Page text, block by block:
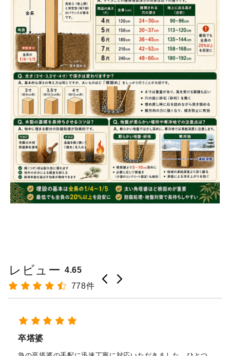
レビュー 4.65
778件
経木塔婆・水塔婆五輪型１尺
(303mm)×62mm×0.4mm(200...
もっと見る